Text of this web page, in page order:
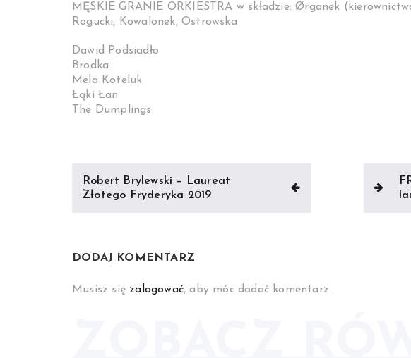
MĘSKIE GRANIE ORKIESTRA w składzie: Ørganek
Rogucki, Kowalonek, Ostrowska
Dawid Podsiadło
Brodka
Mela Koteluk
Łąki Łan
The Dumplings
Nawigacja
wpisu
Robert Brylewski – Laureat
Złotego Fryderyka 2019
DODAJ KOMENTARZ
Musisz się zalogować, aby móc dodać komentarz.